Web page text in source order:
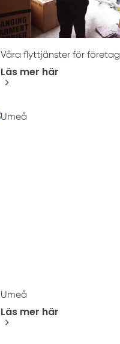
Våra flyttjänster för företag
Läs mer här
Umeå
Läs mer här